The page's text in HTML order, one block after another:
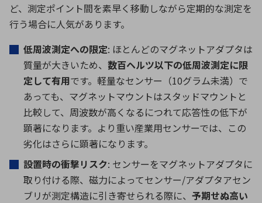
ど、測定ポイント間を素早く移動しながら定期的な測定を
行う場合に人気があります。
低周波測定への限定: ほとんどのマグネットアダプタは
質量が大きいため、 数百ヘルツ以下の低周波測定に限
定して有用です。軽量なセンサー（10グラム未満）で
あっても、マグネットマウントはスタッドマウントと
比較して、周波数が高くなるにつれて応答性の低下が
顕著になります。より重い産業用センサーでは、この
劣化はさらに顕著になります。
設置時の衝撃リスク: センサーをマグネットアダプタに
取り付ける際、磁力によってセンサー/アダプタアセン
ブリが測定構造に引き寄せられる際に、 予期せぬ高い